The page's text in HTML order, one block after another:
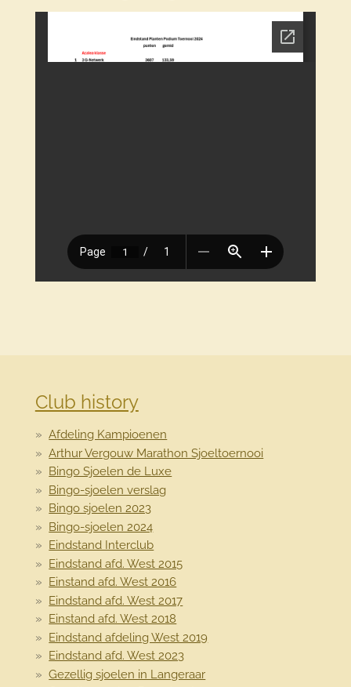
Club history
Afdeling Kampioenen
Arthur Vergouw Marathon Sjoeltoernooi
Bingo Sjoelen de Luxe
Bingo-sjoelen verslag
Bingo sjoelen 2023
Bingo-sjoelen 2024
Eindstand Interclub
Eindstand afd. West 2015
Einstand afd. West 2016
Eindstand afd. West 2017
Einstand afd. West 2018
Eindstand afdeling West 2019
Eindstand afd. West 2023
Gezellig sjoelen in Langeraar